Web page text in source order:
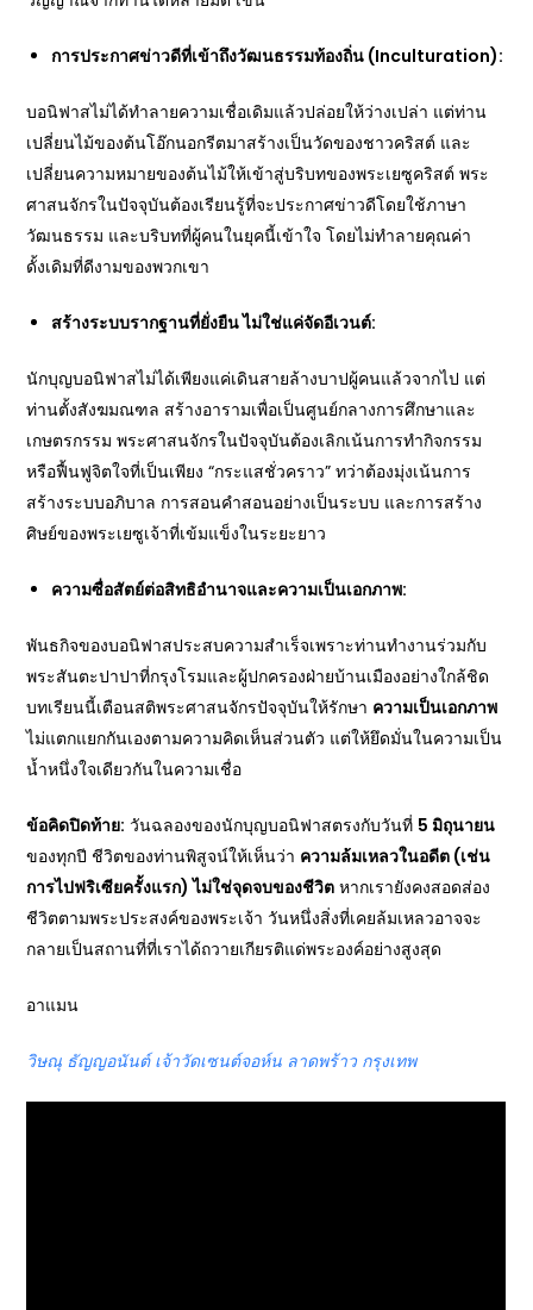
การประกาศข่าวดีที่เข้าถึงวัฒนธรรมท้องถิ่น (Inculturation):
บอนิฟาสไม่ได้ทำลายความเชื่อเดิมแล้วปล่อยให้ว่างเปล่า แต่ท่าน
เปลี่ยนไม้ของต้นโอ๊กนอกรีตมาสร้างเป็นวัดของชาวคริสต์ และ
เปลี่ยนความหมายของต้นไม้ให้เข้าสู่บริบทของพระเยซูคริสต์ พระ
ศาสนจักรในปัจจุบันต้องเรียนรู้ที่จะประกาศข่าวดีโดยใช้ภาษา
วัฒนธรรม และบริบทที่ผู้คนในยุคนี้เข้าใจ โดยไม่ทำลายคุณค่า
ดั้งเดิมที่ดีงามของพวกเขา
สร้างระบบรากฐานที่ยั่งยืน ไม่ใช่แค่จัดอีเวนต์:
นักบุญบอนิฟาสไม่ได้เพียงแค่เดินสายล้างบาปผู้คนแล้วจากไป แต่
ท่านตั้งสังฆมณฑล สร้างอารามเพื่อเป็นศูนย์กลางการศึกษาและ
เกษตรกรรม พระศาสนจักรในปัจจุบันต้องเลิกเน้นการทำกิจกรรม
หรือฟื้นฟูจิตใจที่เป็นเพียง “กระแสชั่วคราว” ทว่าต้องมุ่งเน้นการ
สร้างระบบอภิบาล การสอนคำสอนอย่างเป็นระบบ และการสร้าง
ศิษย์ของพระเยซูเจ้าที่เข้มแข็งในระยะยาว
ความซื่อสัตย์ต่อสิทธิอำนาจและความเป็นเอกภาพ:
พันธกิจของบอนิฟาสประสบความสำเร็จเพราะท่านทำงานร่วมกับ
พระสันตะปาปาที่กรุงโรมและผู้ปกครองฝ่ายบ้านเมืองอย่างใกล้ชิด
บทเรียนนี้เตือนสติพระศาสนจักรปัจจุบันให้รักษา ความเป็นเอกภาพ
ไม่แตกแยกกันเองตามความคิดเห็นส่วนตัว แต่ให้ยึดมั่นในความเป็น
น้ำหนึ่งใจเดียวกันในความเชื่อ
ข้อคิดปิดท้าย: วันฉลองของนักบุญบอนิฟาสตรงกับวันที่ 5 มิถุนายน
ของทุกปี ชีวิตของท่านพิสูจน์ให้เห็นว่า ความล้มเหลวในอดีต (เช่น
การไปฟริเซียครั้งแรก) ไม่ใช่จุดจบของชีวิต หากเรายังคงสอดส่อง
ชีวิตตามพระประสงค์ของพระเจ้า วันหนึ่งสิ่งที่เคยล้มเหลวอาจจะ
กลายเป็นสถานที่ที่เราได้ถวายเกียรติแด่พระองค์อย่างสูงสุด
อาแมน
วิษณุ ธัญญอนันต์ เจ้าวัดเซนต์จอห์น ลาดพร้าว กรุงเทพ